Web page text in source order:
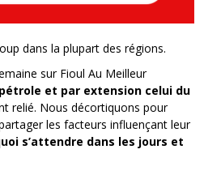
dans la plupart des régions.
sur Fioul Au Meilleur
et par extension celui du
relié. Nous décortiquons pour
les facteurs influençant leur
s’attendre dans les jours et